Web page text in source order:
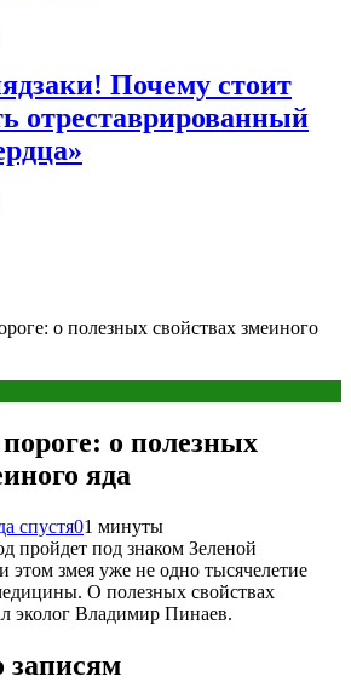
Почему стоит
отреставрированный
о полезных свойствах змеиного
о полезных
яда
спустя01 минуты
пройдет под знаком Зеленой
змея уже не одно тысячелетие
О полезных свойствах
эколог Владимир Пинаев.
записям